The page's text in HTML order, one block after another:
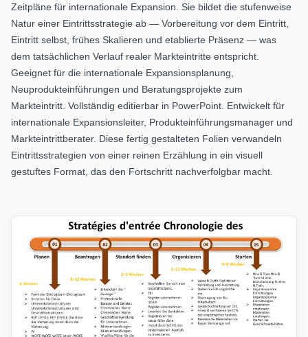
Zeitpläne für internationale Expansion. Sie bildet die stufenweise
Natur einer Eintrittsstrategie ab — Vorbereitung vor dem Eintritt,
Eintritt selbst, frühes Skalieren und etablierte Präsenz — was
dem tatsächlichen Verlauf realer Markteintritte entspricht.
Geeignet für die internationale Expansionsplanung,
Neuprodukteinführungen und Beratungsprojekte zum
Markteintritt. Vollständig editierbar in PowerPoint. Entwickelt für
internationale Expansionsleiter, Produkteinführungsmanager und
Markteintrittberater. Diese fertig gestalteten Folien verwandeln
Eintrittsstrategien von einer reinen Erzählung in ein visuell
gestuftes Format, das den Fortschritt nachverfolgbar macht.